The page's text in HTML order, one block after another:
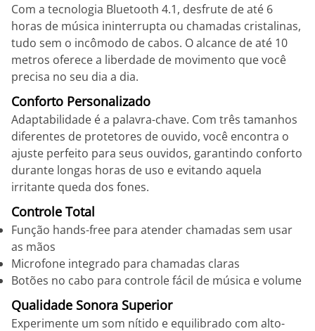
Com a tecnologia Bluetooth 4.1, desfrute de até 6
horas de música ininterrupta ou chamadas cristalinas,
tudo sem o incômodo de cabos. O alcance de até 10
metros oferece a liberdade de movimento que você
precisa no seu dia a dia.
Conforto Personalizado
Adaptabilidade é a palavra-chave. Com três tamanhos
diferentes de protetores de ouvido, você encontra o
ajuste perfeito para seus ouvidos, garantindo conforto
durante longas horas de uso e evitando aquela
irritante queda dos fones.
Controle Total
Função hands-free para atender chamadas sem usar
as mãos
Microfone integrado para chamadas claras
Botões no cabo para controle fácil de música e volume
Qualidade Sonora Superior
Experimente um som nítido e equilibrado com alto-